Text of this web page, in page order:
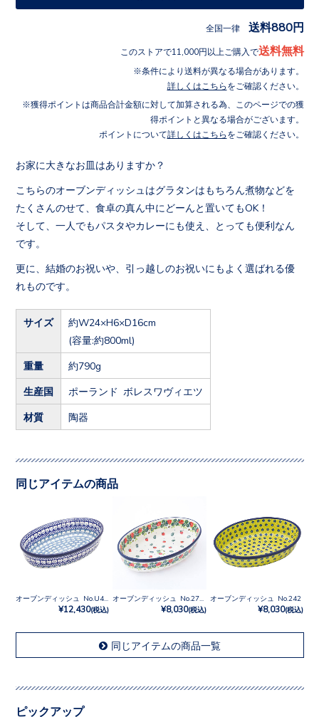
全国一律 送料880円
このストアで11,000円以上ご購入で送料無料
条件により送料が異なる場合があります。
詳しくはこちら をご確認ください。
獲得ポイントは商品合計金額に対して加算される為、このページでの獲
得ポイントと異なる場合がございます。
ポイントについて詳しくはこちら をご確認ください。
お家に大きなお皿はありますか？
こちらのオーブンディッシュはグラタンはもちろん煮物などを
たくさんのせて、食卓の真ん中にどーんと置いてもOK！
そして、一人でもパスタやカレーにも使え、とっても便利なん
です。
更に、結婚のお祝いや、引っ越しのお祝いにもよく選ばれる優
れものです。
サイズ
約W24×H6×D16cm
(容量:約800ml)
重量 約790g
生産国 ポーランド ボレスワヴィエツ
材質 陶器
同じアイテムの商品
オーブンディッシュ No.U4-9967
¥12,430(税込) ¥8,030(税込)
オーブンディッシュ No.242
¥8,030(税込)
同じアイテムの商品一覧
ピックアップ